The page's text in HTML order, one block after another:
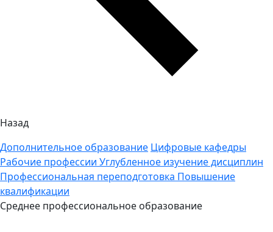
Назад
Дополнительное образование Цифровые кафедры
Рабочие профессии Углубленное изучение дисциплин
Профессиональная переподготовка Повышение
квалификации
Среднее профессиональное образование